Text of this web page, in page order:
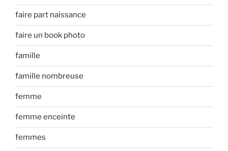
faire part naissance
faire un book photo
famille
famille nombreuse
femme
femme enceinte
femmes